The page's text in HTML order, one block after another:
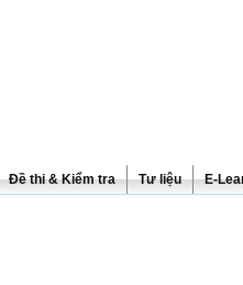
Đề thi & Kiểm tra Tư liệu E-